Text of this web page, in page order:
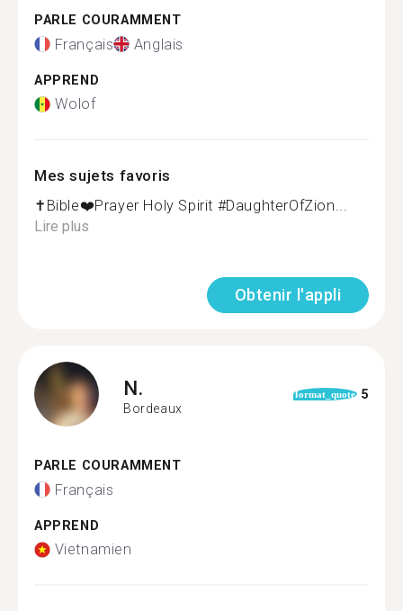
PARLE COURAMMENT
Français Anglais
APPREND
Wolof
Mes sujets favoris
✝️Bible❤️Prayer ️Holy Spirit #DaughterOfZion...
Lire plus
Obtenir l'appli
N.
Bordeaux
format_quote 5
PARLE COURAMMENT
Français
APPREND
Vietnamien